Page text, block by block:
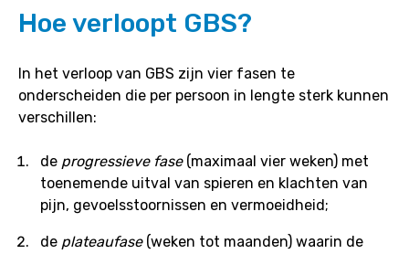
GBS?
Hoe verloopt GBS?
In het verloop van GBS zijn vier fasen te
onderscheiden die per persoon in lengte sterk kunnen
verschillen:
de progressieve fase(maximaal vier weken) met
toenemende uitval van spieren en klachten van
pijn, gevoelsstoornissen en vermoeidheid;
de plateaufase(weken tot maanden) waarin de